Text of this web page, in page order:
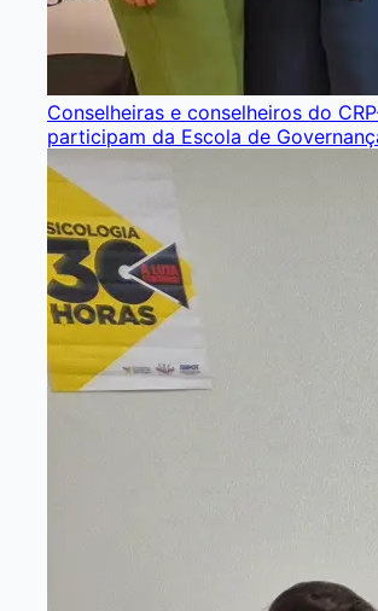
Conselheiras e conselheiros do
participam da Escola de